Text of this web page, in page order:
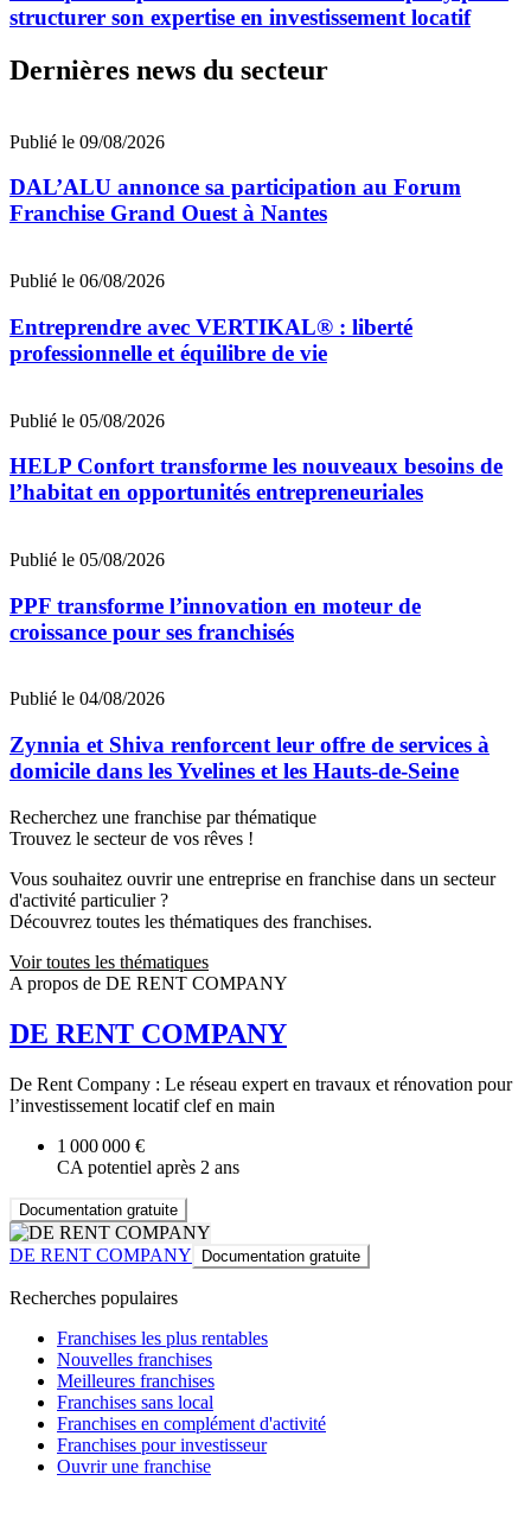
structurer son expertise en investissement locatif
Dernières news du secteur
Publié le 09/08/2026
DAL’ALU annonce sa participation au Forum
Franchise Grand Ouest à Nantes
Publié le 06/08/2026
Entreprendre avec VERTIKAL® : liberté
professionnelle et équilibre de vie
Publié le 05/08/2026
HELP Confort transforme les nouveaux besoins de
l’habitat en opportunités entrepreneuriales
Publié le 05/08/2026
PPF transforme l’innovation en moteur de
croissance pour ses franchisés
Publié le 04/08/2026
Zynnia et Shiva renforcent leur offre de services à
domicile dans les Yvelines et les Hauts-de-Seine
Recherchez une franchise par thématique
Trouvez le secteur de vos rêves !
Vous souhaitez ouvrir une entreprise en franchise dans un secteur
d'activité particulier ?
Découvrez toutes les thématiques des franchises.
Voir toutes les thématiques
A propos de DE RENT COMPANY
DE RENT COMPANY
De Rent Company : Le réseau expert en travaux et rénovation pour
l’investissement locatif clef en main
1 000 000 €
CA potentiel après 2 ans
Documentation gratuite
DE RENT COMPANY Documentation gratuite
Recherches populaires
Franchises les plus rentables
Nouvelles franchises
Meilleures franchises
Franchises sans local
Franchises en complément d'activité
Franchises pour investisseur
Ouvrir une franchise